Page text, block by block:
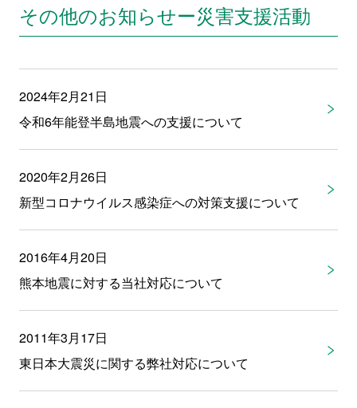
その他のお知らせー災害支援活動
2024年2月21日
令和6年能登半島地震への支援について
2020年2月26日
新型コロナウイルス感染症への対策支援について
2016年4月20日
熊本地震に対する当社対応について
2011年3月17日
東日本大震災に関する弊社対応について